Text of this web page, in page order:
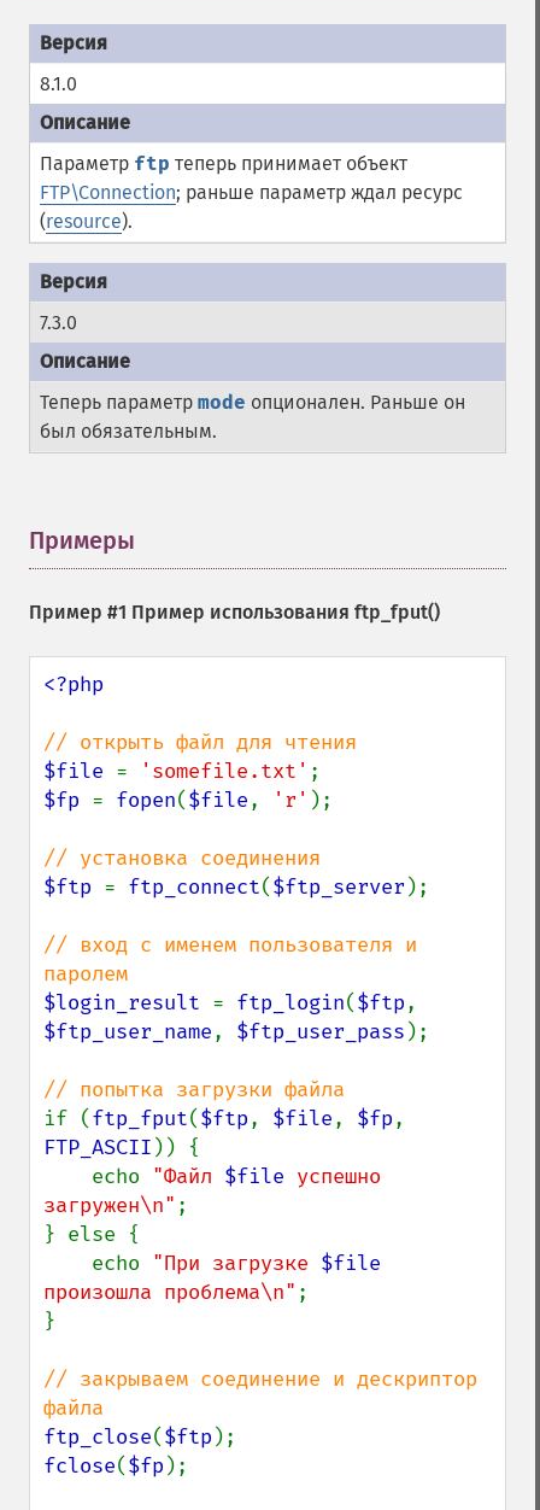
8.1.0
Параметр ftp теперь принимает объект
FTP\Connection; раньше параметр ждал ресурс
(resource).
7.3.0
Теперь параметр mode опционален. Раньше он
был обязательным.
Примеры
Пример #1 Пример использования ftp_fput()
<?php
$file = 'somefile.txt'
$fp = fopen($file, 'r' );
$ftp = ftp_connect($ftp_server );
// вход с именем пользователя и
$login_result = ftp_login($ftp
$ftp_user_name, $ftp_user_pass );
if (ftp_fput($ftp, $file, $fp
FTP_ASCII )) {
    echo
"Файл $file успешно
загружен\n" ;
} else {
    echo
"При загрузке $file
произошла проблема\n" ;
}
// закрываем соединение и дескриптор
ftp_close($ftp
fclose($fp );